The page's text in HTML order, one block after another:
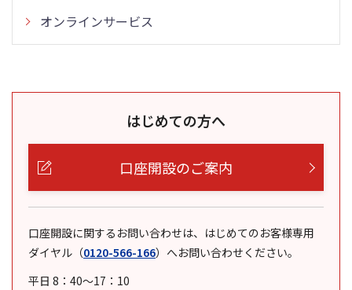
オンラインサービス
はじめての方へ
口座開設のご案内
口座開設に関するお問い合わせは、はじめてのお客様専用
ダイヤル （0120-566-166） へお問い合わせください。
平日 8：40～17：10